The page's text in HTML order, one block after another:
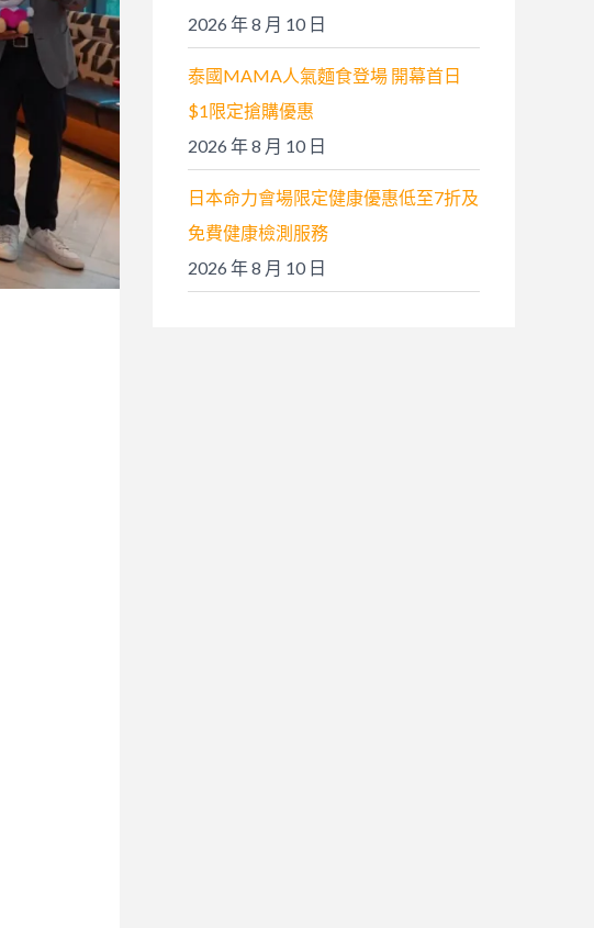
2026 年 8 月 10 日
泰國MAMA人氣麵食登場 開幕首日
$1限定搶購優惠
2026 年 8 月 10 日
日本命力會場限定健康優惠低至7折及
免費健康檢測服務
2026 年 8 月 10 日